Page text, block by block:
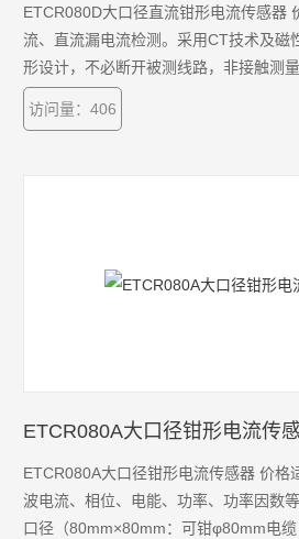
ETCR080D大口径直流钳形电流传感器
流、直流漏电流检测。采用CT技术及磁
形设计，不必断开被测线路，非接触测
接工业控制装置、数据记录仪、示波器
访问量：406
ETCR080A大口径钳形电流传
ETCR080A大口径钳形电流传感器 价格
波电流、相位、电能、功率、功率因数
口径（80mm×80mm：可钳φ80mm电